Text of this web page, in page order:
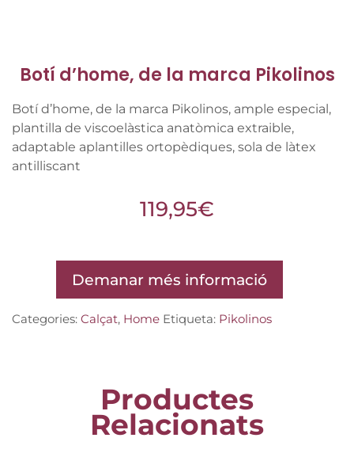
Botí d’home, de la marca Pikolinos
Botí d’home, de la marca Pikolinos, ample especial,
plantilla de viscoelàstica anatòmica extraible,
adaptable aplantilles ortopèdiques, sola de làtex
antilliscant
119,95€
Demanar més informació
Categories: Calçat, Home Etiqueta: Pikolinos
Productes
Relacionats